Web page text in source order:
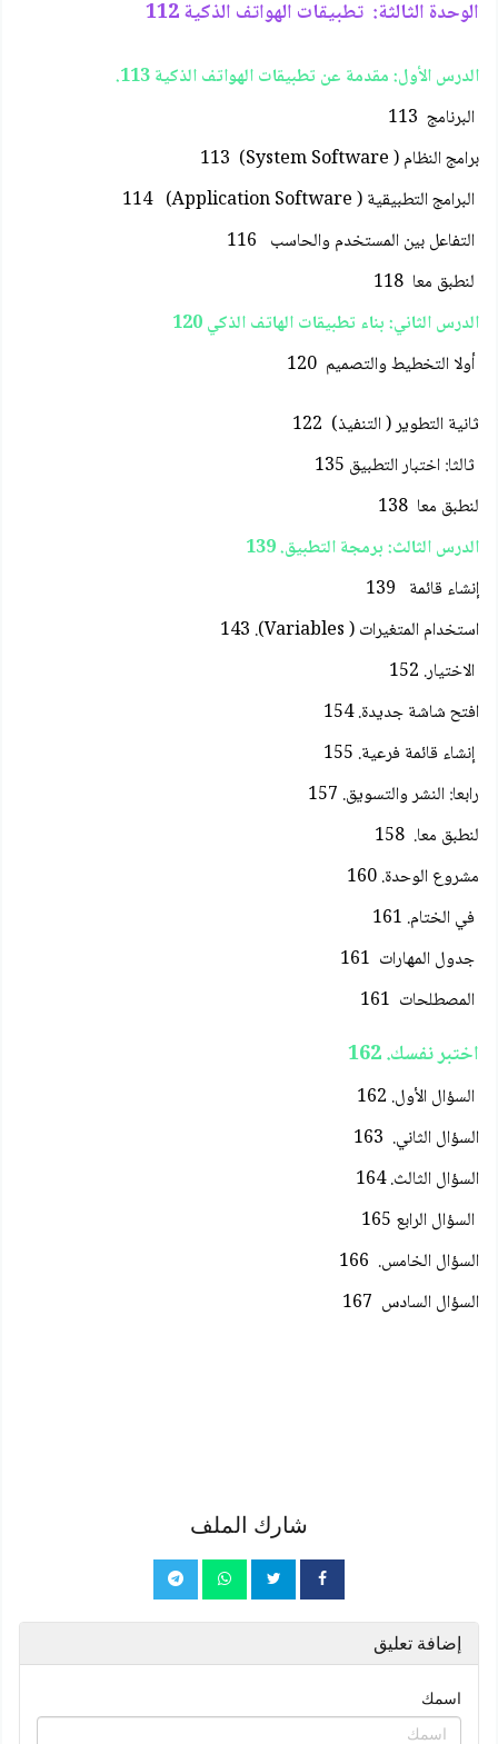
الوحدة الثالثة: تطبيقات الهواتف الذكية 112
الدرس الأول: مقدمة عن تطبيقات الهواتف الذكية 113.
البرنامج 113
برامج النظام ( System Software) 113
البرامج التطبيقية ( Application Software) 114
التفاعل بين المستخدم والحاسب 116
لنطبق معا 118
الدرس الثاني: بناء تطبيقات الهاتف الذكي 120
أولا التخطيط والتصميم 120
ثانية التطوير ( التنفيذ) 122
ثالثا: اختبار التطبيق 135
لنطبق معا 138
الدرس الثالث: برمجة التطبيق. 139
إنشاء قائمة 139
استخدام المتغيرات ( Variables). 143
الاختيار. 152
افتح شاشة جديدة. 154
إنشاء قائمة فرعية. 155
رابعا: النشر والتسويق. 157
لنطبق معا. 158
مشروع الوحدة. 160
في الختام. 161
جدول المهارات 161
المصطلحات 161
اختبر نفسك. 162
السؤال الأول. 162
السؤال الثاني. 163
السؤال الثالث. 164
السؤال الرابع 165
السؤال الخامس. 166
السؤال السادس 167
شارك الملف
إضافة تعليق
اسمك